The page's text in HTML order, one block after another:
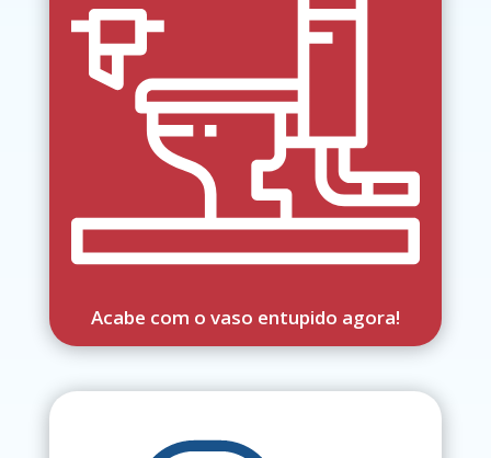
Acabe com o vaso entupido agora!